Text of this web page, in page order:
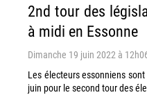
2nd tour des
à midi en Essonne
Dimanche 19 juin 2022 à
Les électeurs essonniens
juin pour le second tour des